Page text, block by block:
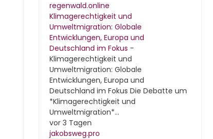
regenwald.online
Klimagerechtigkeit und
Umweltmigration: Globale
Entwicklungen, Europa und
Deutschland im Fokus -
Klimagerechtigkeit und
Umweltmigration: Globale
Entwicklungen, Europa und
Deutschland im Fokus Die Debatte um
*Klimagerechtigkeit und
Umweltmigration*...
vor 3 Tagen
jakobsweg.pro